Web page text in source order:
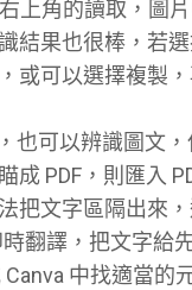
上角的讀取，圖
結果也很棒，若
或可以選擇複製
也可以辨識圖文
成 PDF，則匯入
把文字區隔出來
翻譯，把文字給
Canva 中找適當的